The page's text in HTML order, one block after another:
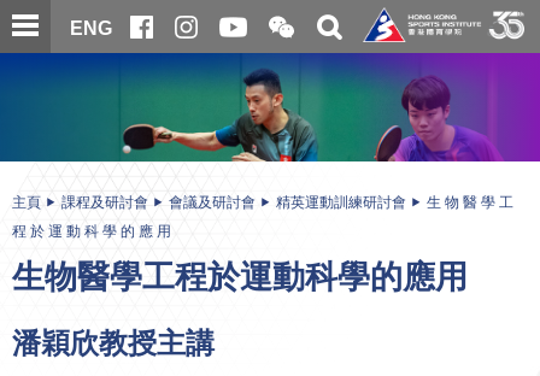
跳
至
ENG
開
合
信
二
維
碼
關
搜
主頁 課程及研討會 會議及研討會 精英運動訓練研討會
生 物 醫 學 工
程 於 運 動 科 學 的 應 用
生物醫學工程於運動科學的應用
潘穎欣教授主講